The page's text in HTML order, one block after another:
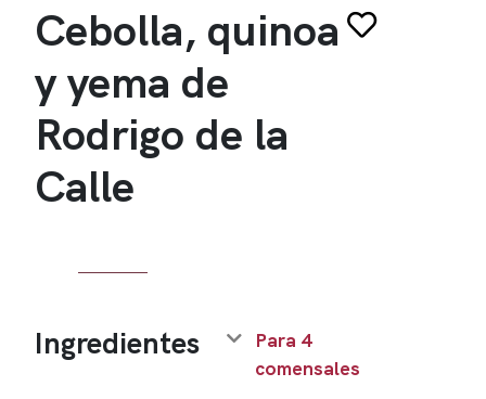
Cebolla, quinoa
y yema de
Rodrigo de la
Calle
Ingredientes
Para 4
comensales